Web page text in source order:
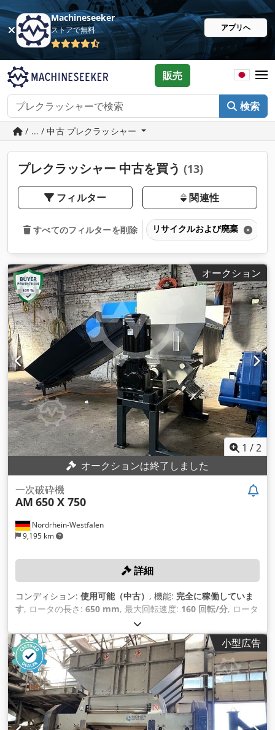
Machineseeker
ストアで無料 アプリへ
検索
販売
/ ... / 中古 プレクラッシャー
プレクラッシャー 中古を買う (13)
フィルター 関連性
すべてのフィルターを削除 リサイクルおよび廃棄
オークション
1 /2
オークションは終了しました
Nordrhein-Westfalen
9,195 km
一次破砕機
AM 650 X 750
詳細
コンディション: 使用可能（中古） , 機能: 完全に稼働していま
す, ロータの長さ: 650 mm, 最大回転速度: 160 回転/分, ロータ
小型広告